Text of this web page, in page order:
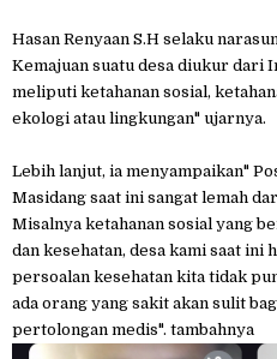
Hasan Renyaan S.H selaku
Kemajuan suatu desa diukur dari
meliputi ketahanan sosial,
ekologi atau lingkungan" ujarnya.
Lebih lanjut, ia menyampaikan"
Masidang saat ini sangat lemah
Misalnya ketahanan sosial yang
dan kesehatan, desa kami saat ini
persoalan kesehatan kita tidak
ada orang yang sakit akan sulit
pertolongan medis". tambahnya